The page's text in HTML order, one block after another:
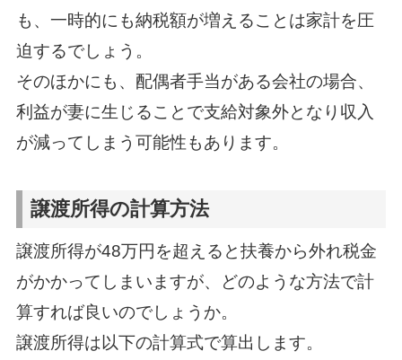
も、一時的にも納税額が増えることは家計を圧
迫するでしょう。
そのほかにも、配偶者手当がある会社の場合、
利益が妻に生じることで支給対象外となり収入
が減ってしまう可能性もあります。
譲渡所得の計算方法
譲渡所得が48万円を超えると扶養から外れ税金
がかかってしまいますが、どのような方法で計
算すれば良いのでしょうか。
譲渡所得は以下の計算式で算出します。